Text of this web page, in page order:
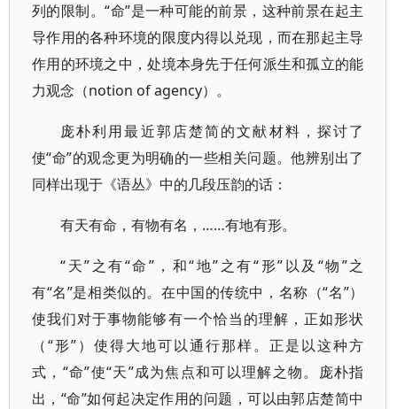
列的限制。“命”是一种可能的前景，这种前景在起主
导作用的各种环境的限度内得以兑现，而在那起主导
作用的环境之中，处境本身先于任何派生和孤立的能
力观念（notion of agency）。
庞朴利用最近郭店楚简的文献材料，探讨了
使“命”的观念更为明确的一些相关问题。他辨别出了
同样出现于《语丛》中的几段压韵的话：
有天有命，有物有名，……有地有形。
“天”之有“命”，和“地”之有“形”以及“物”之
有“名”是相类似的。在中国的传统中，名称（“名”）
使我们对于事物能够有一个恰当的理解，正如形状
（“形”）使得大地可以通行那样。正是以这种方
式，“命”使“天”成为焦点和可以理解之物。庞朴指
出，“命”如何起决定作用的问题，可以由郭店楚简中